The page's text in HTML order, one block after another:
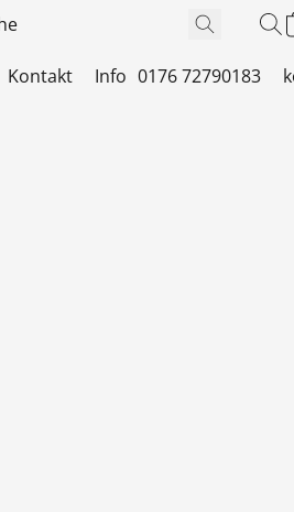
Kontakt Info 0176 72790183